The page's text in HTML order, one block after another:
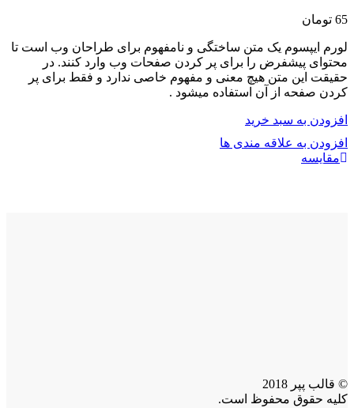
65 تومان
لورم ایپسوم یک متن ساختگی و نامفهوم برای طراحان وب است تا
محتوای پیشفرض را برای پر کردن صفحات وب وارد کنند. در
حقیقت این متن هیچ معنی و مفهوم خاصی ندارد و فقط برای پر
کردن صفحه از آن استفاده میشود .
افزودن به سبد خرید
افزودن به علاقه مندی ها
مقایسه
© قالب پپر 2018
کلیه حقوق محفوظ است.